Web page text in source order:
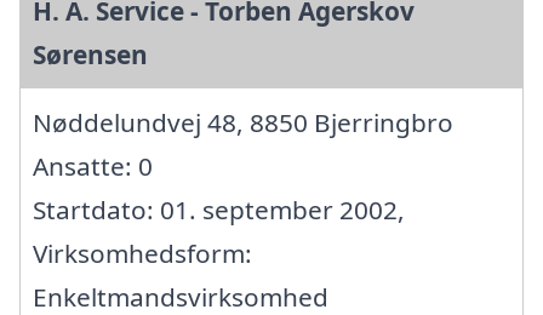
H. A. Service - Torben Agerskov
Sørensen
Nøddelundvej 48, 8850 Bjerringbro
Ansatte: 0
Startdato: 01. september 2002,
Virksomhedsform:
Enkeltmandsvirksomhed